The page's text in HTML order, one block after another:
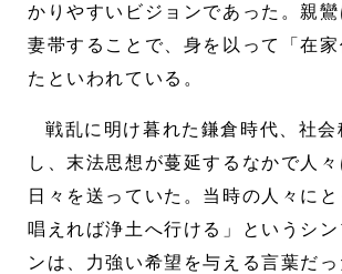
かりやすいビジョンであった。親
妻帯することで、身を以って「在
たといわれている。
戦乱に明け暮れた鎌倉時代、社会
し、末法思想が蔓延するなかで人
日々を送っていた。当時の人々に
唱えれば浄土へ行ける」というシン
ンは、力強い希望を与える言葉だっ